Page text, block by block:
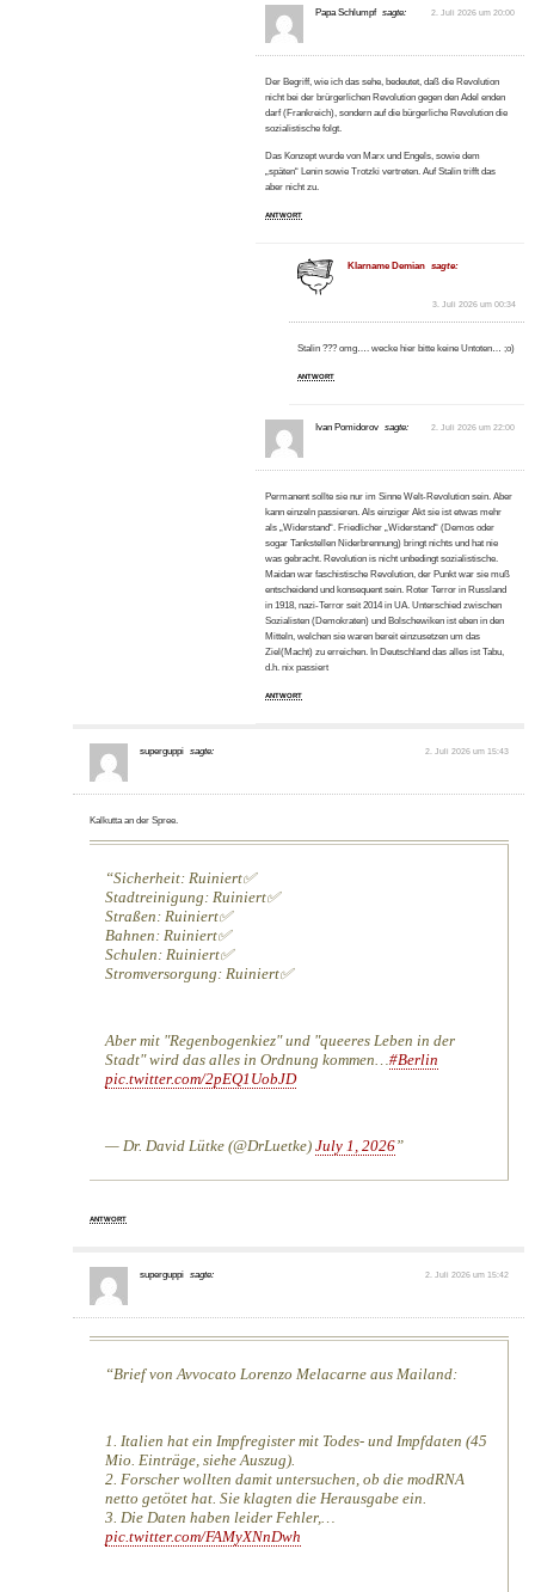
Papa Schlumpf sagte: 2. Juli 2026 um 20:00
Der Begriff, wie ich das sehe, bedeutet, daß die Revolution
nicht bei der brürgerlichen Revolution gegen den Adel enden
darf (Frankreich), sondern auf die bürgerliche Revolution die
sozialistische folgt.
Das Konzept wurde von Marx und Engels, sowie dem
„späten“ Lenin sowie Trotzki vertreten. Auf Stalin trifft das
aber nicht zu.
ANTWORT
Klarname Demian sagte:
3. Juli 2026 um 00:34
Stalin ??? omg…. wecke hier bitte keine Untoten… ;o)
ANTWORT
Ivan Pomidorov sagte: 2. Juli 2026 um 22:00
Permanent sollte sie nur im Sinne Welt-Revolution sein. Aber
kann einzeln passieren. Als einziger Akt sie ist etwas mehr
als „Widerstand“. Friedlicher „Widerstand“ (Demos oder
sogar Tankstellen Niderbrennung) bringt nichts und hat nie
was gebracht. Revolution is nicht unbedingt sozialistische.
Maidan war faschistische Revolution, der Punkt war sie muß
entscheidend und konsequent sein. Roter Terror in Russland
in 1918, nazi-Terror seit 2014 in UA. Unterschied zwischen
Sozialisten (Demokraten) und Bolschewiken ist eben in den
Mitteln, welchen sie waren bereit einzusetzen um das
Ziel(Macht) zu erreichen. In Deutschland das alles ist Tabu,
d.h. nix passiert
ANTWORT
superguppi sagte: 2. Juli 2026 um 15:43
Kalkutta an der Spree.
Sicherheit: Ruiniert✅️
Stadtreinigung: Ruiniert✅️
Straßen: Ruiniert✅️
Bahnen: Ruiniert✅️
Schulen: Ruiniert✅️
Stromversorgung: Ruiniert✅️
Aber mit "Regenbogenkiez" und "queeres Leben in der
Stadt" wird das alles in Ordnung kommen…#Berlin
pic.twitter.com/2pEQ1UobJD
— Dr. David Lütke (@DrLuetke)July 1, 2026
ANTWORT
superguppi sagte: 2. Juli 2026 um 15:42
Brief von Avvocato Lorenzo Melacarne aus Mailand:
1. Italien hat ein Impfregister mit Todes- und Impfdaten (45
Mio. Einträge, siehe Auszug).
2. Forscher wollten damit untersuchen, ob die modRNA
netto getötet hat. Sie klagten die Herausgabe ein.
3. Die Daten haben leider Fehler,…
pic.twitter.com/FAMyXNnDwh